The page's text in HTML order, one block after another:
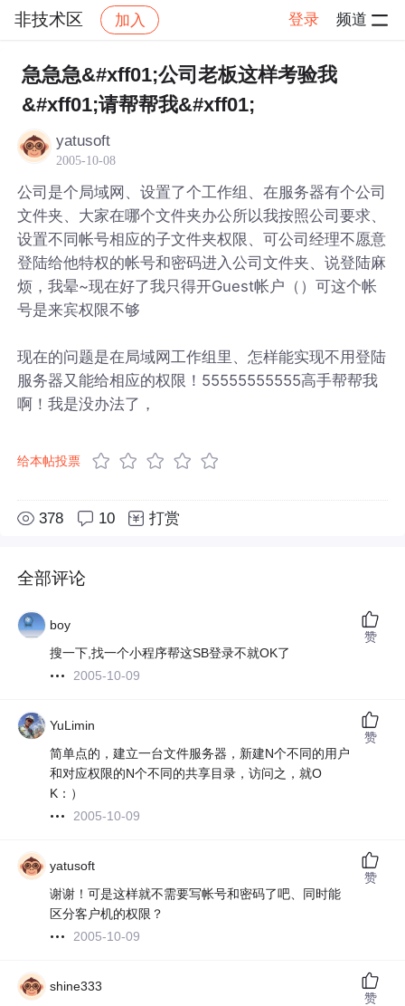
非技术区 加入 登录 频道
社区 非技术区 帖子详情
急急急&#xff01;公司老板这样考验我
&#xff01;请帮帮我&#xff01;
yatusoft
2005-10-08
公司是个局域网、设置了个工作组、在服务器有个公司
文件夹、大家在哪个文件夹办公所以我按照公司要求、
设置不同帐号相应的子文件夹权限、可公司经理不愿意
登陆给他特权的帐号和密码进入公司文件夹、说登陆麻
烦，我晕~现在好了我只得开Guest帐户（）可这个帐
号是来宾权限不够
现在的问题是在局域网工作组里、怎样能实现不用登陆
服务器又能给相应的权限！55555555555高手帮帮我
啊！我是没办法了，
给本帖投票
378 10 打赏
全部评论
boy
搜一下,找一个小程序帮这SB登录不就OK了
2005-10-09
赞
YuLimin
简单点的，建立一台文件服务器，新建N个不同的用户
和对应权限的N个不同的共享目录，访问之，就O
K：）
2005-10-09
赞
yatusoft
谢谢！可是这样就不需要写帐号和密码了吧、同时能
区分客户机的权限？
2005-10-09
赞
shine333
赞